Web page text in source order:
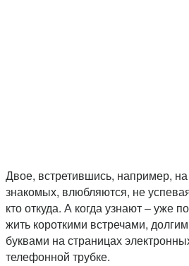
Двое, встретившись, например,
знакомых, влюбляются, не
кто откуда. А когда узнают – уже
жить короткими встречами,
буквами на страницах
телефонной трубке.